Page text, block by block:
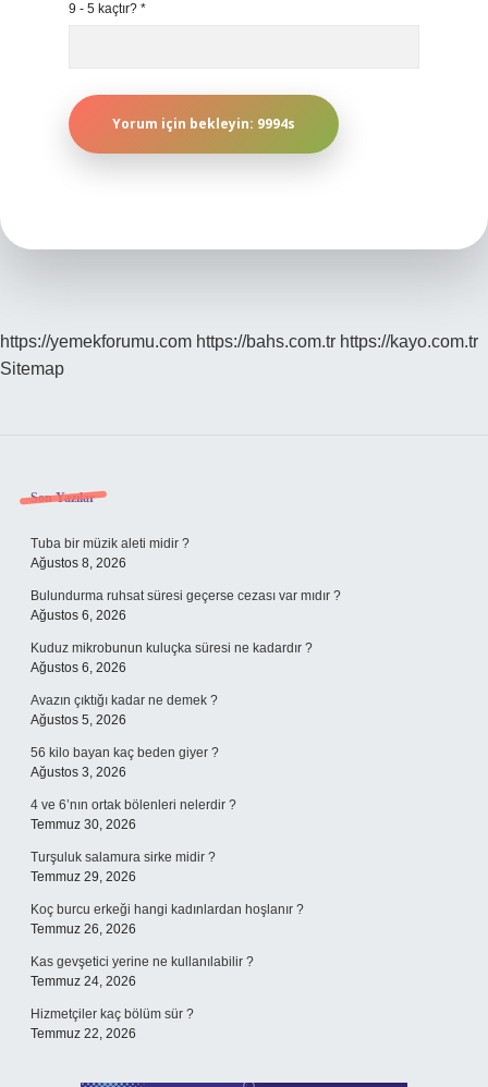
9 - 5 kaçtır? *
https://yemekforumu.com https://bahs.com.tr https://kayo.com.tr
Sitemap
Sidebar
Son Yazılar
Tuba bir müzik aleti midir ?
Ağustos 8, 2026
Bulundurma ruhsat süresi geçerse cezası var mıdır ?
Ağustos 6, 2026
Kuduz mikrobunun kuluçka süresi ne kadardır ?
Ağustos 6, 2026
Avazın çıktığı kadar ne demek ?
Ağustos 5, 2026
56 kilo bayan kaç beden giyer ?
Ağustos 3, 2026
4 ve 6’nın ortak bölenleri nelerdir ?
Temmuz 30, 2026
Turşuluk salamura sirke midir ?
Temmuz 29, 2026
Koç burcu erkeği hangi kadınlardan hoşlanır ?
Temmuz 26, 2026
Kas gevşetici yerine ne kullanılabilir ?
Temmuz 24, 2026
Hizmetçiler kaç bölüm sür ?
Temmuz 22, 2026